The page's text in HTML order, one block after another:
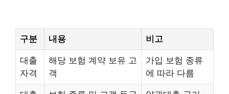
구분 내용 비고
대출
자격
해당 보험 계약 보유 고
객
가입 보험 종류
에 따라 다름